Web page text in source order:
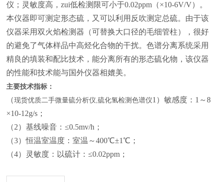
仪；灵敏度高，zui低检测限可小于0.02ppm（×10-6V/V）。
本仪器即可测定形态硫，又可以利用反吹测定总硫。由于该
仪器采用双火焰检测器（可替换大口径的毛细管柱），很好
的避免了气体样品中高烃化合物的干扰。色谱分离系统采用
精良的填装和配比技术，能分离所有的形态硫化物，该仪器
的性能和技术能与国外仪器相媲美。
主要技术指标：
（现货优质二手微量硫分析仪,硫化氢检测色谱仪1）敏感度：1～8
×10-12g/s；
（2）基线噪音：≤0.5mv/h；
（3）恒温室温度：室温～400℃±1℃；
（4）灵敏度：以硫计：≤0.02ppm；